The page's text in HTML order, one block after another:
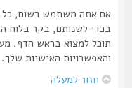
אם אתה משתמש רשום, כל
בכדי לשנותם, בקר בלוח
תוכל למצוא בראש הדף.
והאפשרויות האישיות שלך.
חזור למעלה